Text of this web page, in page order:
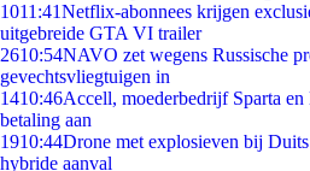
1011:41Netflix-abonnees krijgen
uitgebreide GTA VI trailer
2610:54NAVO zet wegens Russische
gevechtsvliegtuigen in
1410:46Accell, moederbedrijf Sparta
betaling aan
1910:44Drone met explosieven bij
hybride aanval